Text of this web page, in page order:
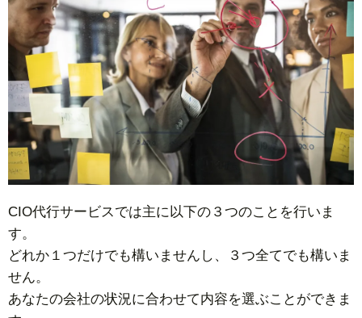
CIO代行サービスでは主に以下の３つのことを行いま
す。
どれか１つだけでも構いませんし、３つ全てでも構いま
せん。
あなたの会社の状況に合わせて内容を選ぶことができま